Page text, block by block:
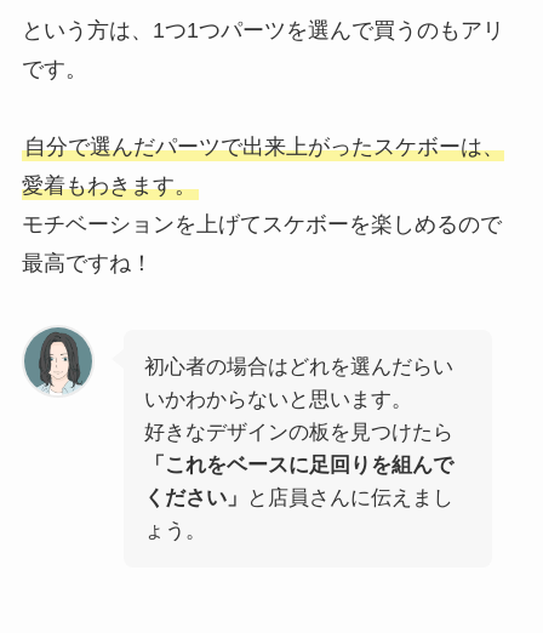
という方は、1つ1つパーツを選んで買うのもアリ
です。
自分で選んだパーツで出来上がったスケボーは、
愛着もわきます。
モチベーションを上げてスケボーを楽しめるので
最高ですね！
初心者の場合はどれを選んだらい
いかわからないと思います。
好きなデザインの板を見つけたら
「これをベースに足回りを組んで
ください」
と店員さんに伝えまし
ょう。